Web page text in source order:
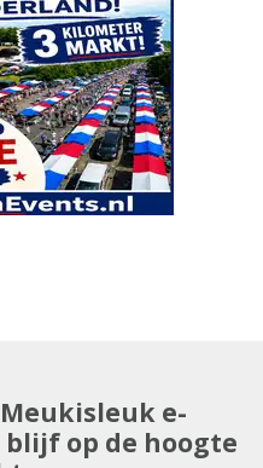
e-
op de hoogte